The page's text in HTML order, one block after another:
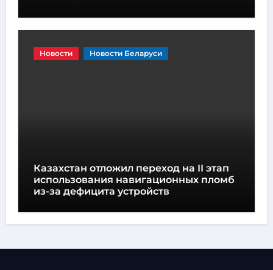
Новости Новости Беларуси
Казахстан отложил переход на II этап
использования навигационных пломб
из-за дефицита устройств